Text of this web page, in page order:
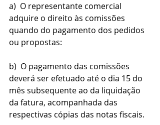
a)  O representante comercial
adquire o direito às comissões
quando do pagamento dos pedidos
ou propostas:
b)  O pagamento das comissões
deverá ser efetuado até o dia 15 do
mês subsequente ao da liquidação
da fatura, acompanhada das
respectivas cópias das notas fiscais.